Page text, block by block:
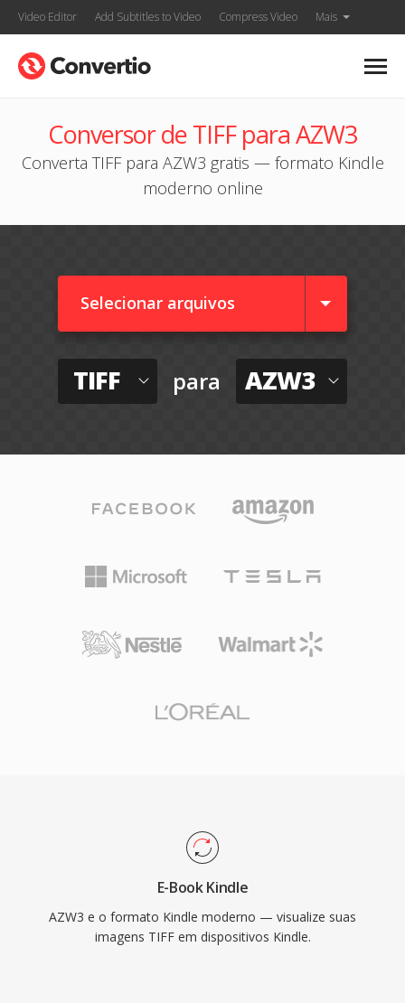
Video Editor Add Subtitles to Video Compress Video Mais
Conversor de TIFF para AZW3
Converta TIFF para AZW3 gratis — formato Kindle
moderno online
Selecionar arquivos
TIFF para AZW3
E-Book Kindle
AZW3 e o formato Kindle moderno — visualize suas
imagens TIFF em dispositivos Kindle.